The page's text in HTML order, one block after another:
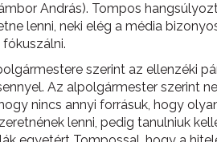
András). Tompos
lenni, neki elég a média
szerint az ellenzéki
Az alpolgármester szerint
nincs annyi forrásuk, hogy
lenni, pedig tanulniuk